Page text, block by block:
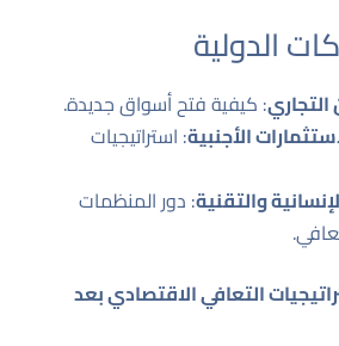
التجاري: كيفية فتح أسواق جديدة.
الأجنبية: استراتيجيات
والتقنية: دور المنظمات
التعافي الاقتصادي بعد